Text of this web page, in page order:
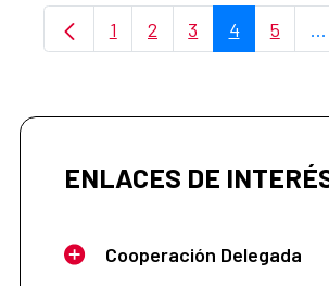
Página
1 Página
2 Página
3 Página
4 Página
5 ...
ENLACES DE
Cooperación Delegada